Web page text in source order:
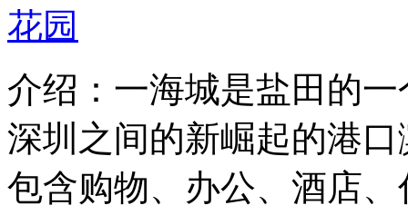
介绍：一海城是盐田的
深圳之间的新崛起的港
包含购物、办公、酒店